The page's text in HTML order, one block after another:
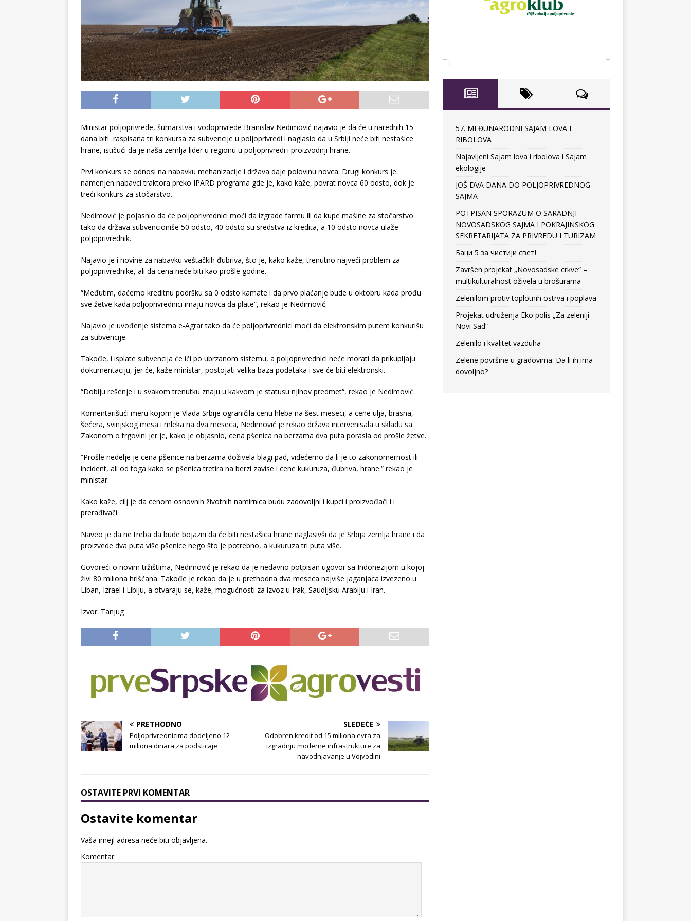
Ministar poljoprivrede, šumarstva i vodoprivrede Branislav Nedimović najavio je da će u narednih 15
dana biti raspisana tri konkursa za subvencije u poljoprivredi i naglasio da u Srbiji neće biti nestašice
hrane, ističući da je naša zemlja lider u regionu u poljoprivredi i proizvodnji hrane.
Prvi konkurs se odnosi na nabavku mehanizacije i država daje polovinu novca. Drugi konkurs je
namenjen nabavci traktora preko IPARD programa gde je, kako kaže, povrat novca 60 odsto, dok je
treći konkurs za stočarstvo.
Nedimović je pojasnio da će poljoprivrednici moći da izgrade farmu ili da kupe mašine za stočarstvo
tako da država subvencioniše 50 odsto, 40 odsto su sredstva iz kredita, a 10 odsto novca ulaže
poljoprivrednik.
Najavio je i novine za nabavku veštačkih đubriva, što je, kako kaže, trenutno najveći problem za
poljoprivrednike, ali da cena neće biti kao prošle godine.
“Međutim, daćemo kreditnu podršku sa 0 odsto kamate i da prvo plaćanje bude u oktobru kada prođu
sve žetve kada poljoprivrednici imaju novca da plate“, rekao je Nedimović.
Najavio je uvođenje sistema e-Agrar tako da će poljoprivrednici moći da elektronskim putem konkurišu
za subvencije.
Takođe, i isplate subvencija će ići po ubrzanom sistemu, a poljoprivrednici neće morati da prikupljaju
dokumentaciju, jer će, kaže ministar, postojati velika baza podataka i sve će biti elektronski.
“Dobiju rešenje i u svakom trenutku znaju u kakvom je statusu njihov predmet“, rekao je Nedimović.
Komentarišući meru kojom je Vlada Srbije ograničila cenu hleba na šest meseci, a cene ulja, brasna,
šećera, svinjskog mesa i mleka na dva meseca, Nedimović je rekao država intervenisala u skladu sa
Zakonom o trgovini jer je, kako je objasnio, cena pšenica na berzama dva puta porasla od prošle žetve.
“Prošle nedelje je cena pšenice na berzama doživela blagi pad, videćemo da li je to zakonomernost ili
incident, ali od toga kako se pšenica tretira na berzi zavise i cene kukuruza, đubriva, hrane.“ rekao je
ministar.
Kako kaže, cilj je da cenom osnovnih životnih namirnica budu zadovoljni i kupci i proizvođači i i
prerađivači.
Naveo je da ne treba da bude bojazni da će biti nestašica hrane naglasivši da je Srbija zemlja hrane i da
proizvede dva puta više pšenice nego što je potrebno, a kukuruza tri puta više.
Govoreći o novim tržištima, Nedimović je rekao da je nedavno potpisan ugovor sa Indonezijom u kojoj
živi 80 miliona hrišćana. Takođe je rekao da je u prethodna dva meseca najviše jaganjaca izvezeno u
Liban, Izrael i Libiju, a otvaraju se, kaže, mogućnosti za izvoz u Irak, Saudijsku Arabiju i Iran.
Izvor: Tanjug
PRETHODNO
Poljoprivrednicima dodeljeno 12
miliona dinara za podsticaje
SLEDEĆE
Odobren kredit od 15 miliona evra za
izgradnju moderne infrastrukture za
navodnjavanje u Vojvodini
OSTAVITE PRVI KOMENTAR
Ostavite komentar
Vaša imejl adresa neće biti objavljena.
Komentar
57. MEĐUNARODNI SAJAM LOVA I
RIBOLOVA
Najavljeni Sajam lova i ribolova i Sajam
ekologije
JOŠ DVA DANA DO POLJOPRIVREDNOG
SAJMA
POTPISAN SPORAZUM O SARADNJI
NOVOSADSKOG SAJMA I POKRAJINSKOG
SEKRETARIJATA ZA PRIVREDU I TURIZAM
Баци 5 за чистији свет!
Završen projekat „Novosadske crkve“ –
multikulturalnost oživela u brošurama
Zelenilom protiv toplotnih ostrva i poplava
Projekat udruženja Eko polis „Za zeleniji
Novi Sad“
Zelenilo i kvalitet vazduha
Zelene površine u gradovima: Da li ih ima
dovoljno?